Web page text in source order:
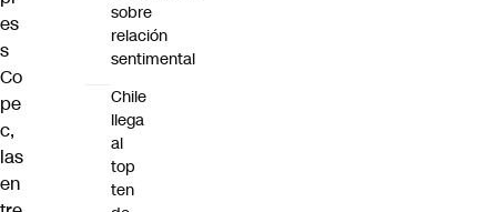
es
s
Co
pe
c,
las
en
sobre
relación
sentimental
Chile
llega
al
top
ten